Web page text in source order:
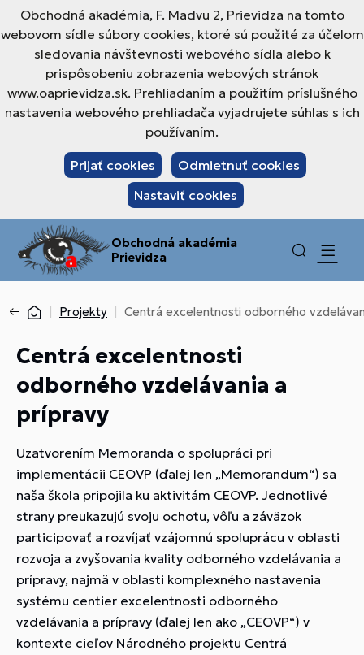
Obchodná akadémia, F. Madvu 2, Prievidza na tomto
webovom sídle súbory cookies, ktoré sú použité za účelom
sledovania návštevnosti webového sídla alebo k
prispôsobeniu zobrazenia webových stránok
www.oaprievidza.sk. Prehliadaním a použitím príslušného
nastavenia webového prehliadača vyjadrujete súhlas s ich
používaním.
Prijať cookies
Odmietnuť cookies
Nastaviť cookies
Obchodná akadémia
Prievidza
Projekty Centrá excelentnosti odborného
Centrá excelentnosti
odborného vzdelávania a
prípravy
Uzatvorením Memoranda o spolupráci pri
implementácii CEOVP (ďalej len „Memorandum“) sa
naša škola pripojila ku aktivitám CEOVP. Jednotlivé
strany preukazujú svoju ochotu, vôľu a záväzok
participovať a rozvíjať vzájomnú spoluprácu v oblasti
rozvoja a zvyšovania kvality odborného vzdelávania a
prípravy, najmä v oblasti komplexného nastavenia
systému centier excelentnosti odborného
vzdelávania a prípravy (ďalej len ako „CEOVP“) v
kontexte cieľov Národného projektu Centrá